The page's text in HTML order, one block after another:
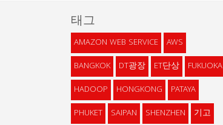
태그
AMAZON WEB SERVICE
AWS
BANGKOK
DT광장 ET단상
FUKUOKA
HADOOP
HONGKONG
PATAYA
PHUKET
SAIPAN SHENZHEN
기고